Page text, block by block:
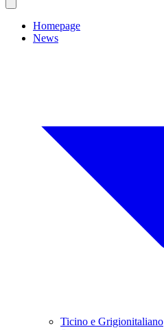
Homepage
News
Ticino e Grigionitaliano